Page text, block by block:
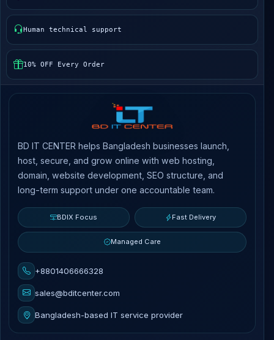
Human technical support
10% OFF Every Order
BD IT CENTER helps Bangladesh businesses launch,
host, secure, and grow online with web hosting,
domain, website development, SEO structure, and
long-term support under one accountable team.
BDIX Focus Fast Delivery
Managed Care
+8801406666328
sales@bditcenter.com
Bangladesh-based IT service provider